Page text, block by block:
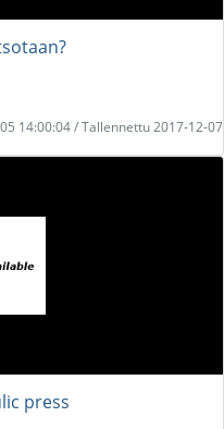
14:00:04 / Tallennettu 2017-12-07
press